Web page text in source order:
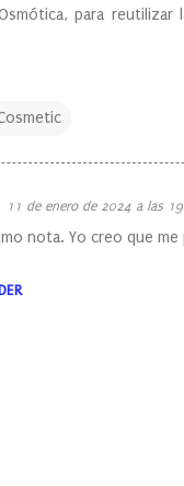
para reutilizar
11 de enero de 2024 a las
nota. Yo creo que me